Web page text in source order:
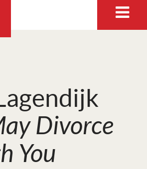
Divorce
You